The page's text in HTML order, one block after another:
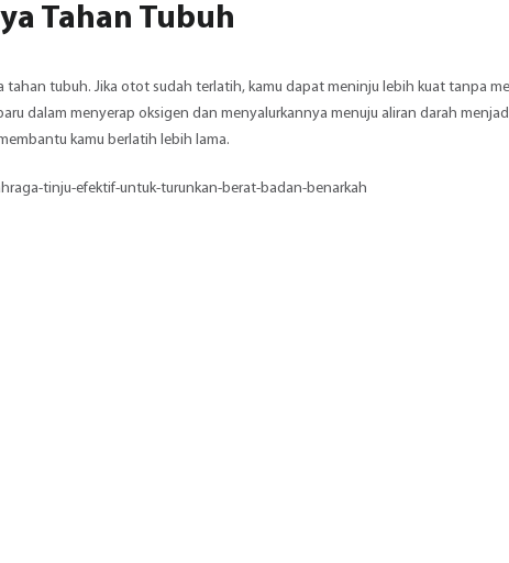
Tahan Tubuh
tubuh. Jika otot sudah terlatih, kamu dapat meninju lebih kuat tanpa
dalam menyerap oksigen dan menyalurkannya menuju aliran darah
kamu berlatih lebih lama.
tinju-efektif-untuk-turunkan-berat-badan-benarkah